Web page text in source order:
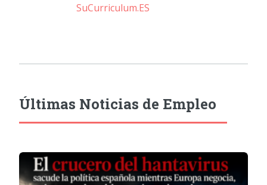
SuCurriculum.ES
Últimas Noticias de Empleo